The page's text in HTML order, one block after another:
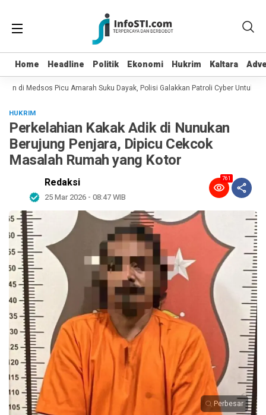
Home Headline Politik Ekonomi Hukrim Kaltara
Home Headline Politik Ekonomi Hukrim Kaltara
di Medsos Picu Amarah Suku Dayak, Polisi Galakkan Patroli Cyber Untuk
HUKRIM
Perkelahian Kakak Adik di Nunukan
Berujung Penjara, Dipicu Cekcok
Masalah Rumah yang Kotor
Redaksi
25 Mar 2026 - 08:47 WIB
761
Perbesar